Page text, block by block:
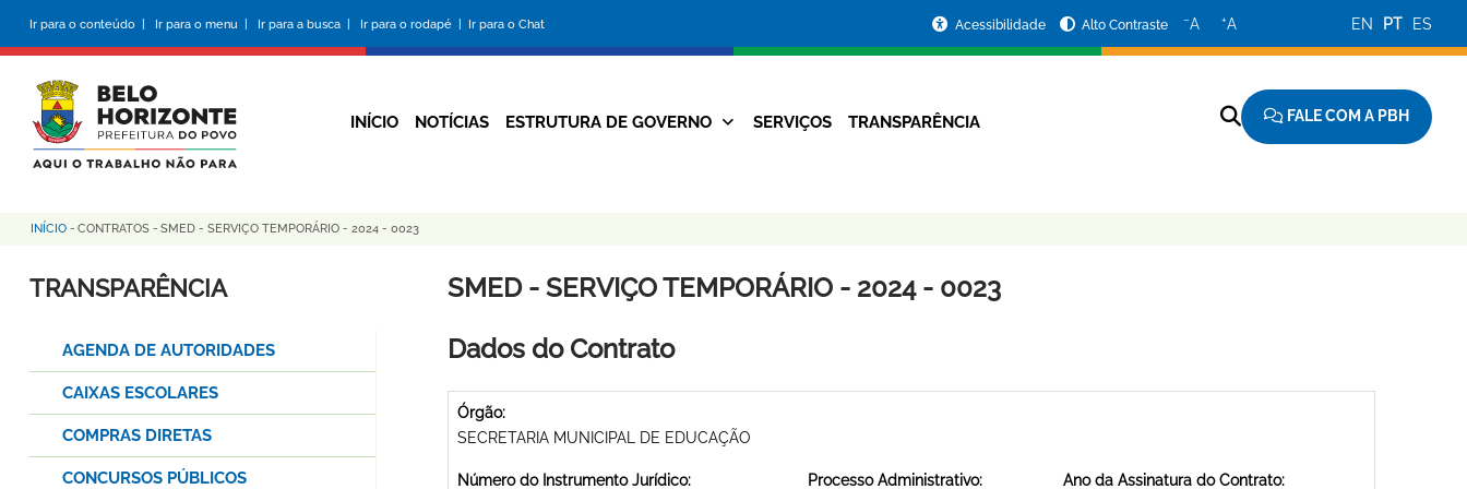
conteúdo
principal
Ir para o conteúdo | Ir para o menu | Ir para a busca | Ir para o rodapé | Ir para o Chat
da
Prefeitura
Acessibilidade Alto Contraste −A +A EN PT ES
Navegação
INÍCIO NOTÍCIAS ESTRUTURA DE GOVERNO SERVIÇOS TRANSPARÊNCIA FALE COM A PBH
Trilha
de
INÍCIO - CONTRATOS - SMED - SERVIÇO TEMPORÁRIO - 2024 - 0023
SMED - SERVIÇO TEMPORÁRIO - 2024 - 0023
Dados do Contrato
Órgão:
SECRETARIA MUNICIPAL DE EDUCAÇÃO
Número do Instrumento Jurídico: Processo Administrativo: Ano da Assinatura do Contrato:
TRANSPARÊNCIA
AGENDA DE AUTORIDADES
CAIXAS ESCOLARES
COMPRAS DIRETAS
CONCURSOS PÚBLICOS